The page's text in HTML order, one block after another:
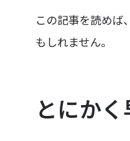
この記事を読めば
もしれません。
とにか